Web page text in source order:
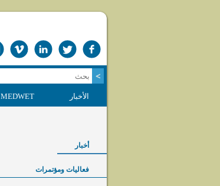
الأخبار MEDWET
أخبار
فعاليات ومؤتمرات